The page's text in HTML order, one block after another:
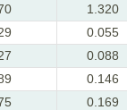
1.320
0.055
0.088
0.146
0.169